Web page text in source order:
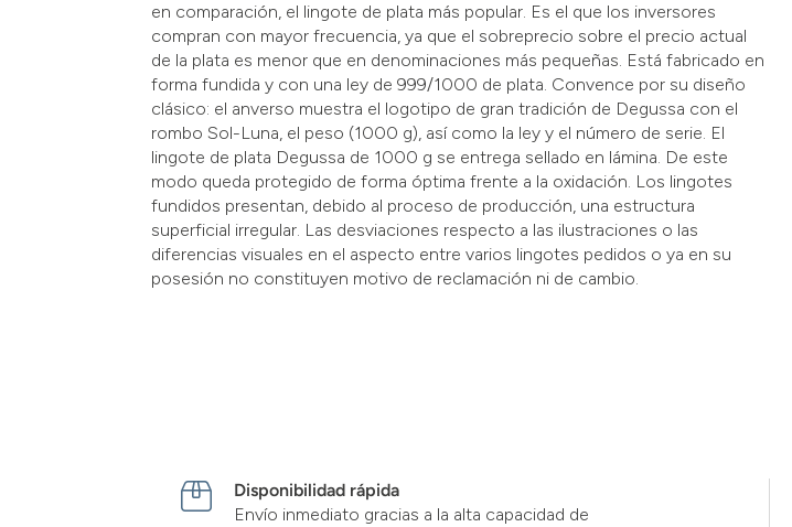
en comparación, el lingote de plata más popular. Es el que los inversores
compran con mayor frecuencia, ya que el sobreprecio sobre el precio actual
de la plata es menor que en denominaciones más pequeñas. Está fabricado en
forma fundida y con una ley de 999/1000 de plata. Convence por su diseño
clásico: el anverso muestra el logotipo de gran tradición de Degussa con el
rombo Sol-Luna, el peso (1000 g), así como la ley y el número de serie. El
lingote de plata Degussa de 1000 g se entrega sellado en lámina. De este
modo queda protegido de forma óptima frente a la oxidación. Los lingotes
fundidos presentan, debido al proceso de producción, una estructura
superficial irregular. Las desviaciones respecto a las ilustraciones o las
diferencias visuales en el aspecto entre varios lingotes pedidos o ya en su
posesión no constituyen motivo de reclamación ni de cambio.
Disponibilidad rápida
Envío inmediato gracias a la alta capacidad de